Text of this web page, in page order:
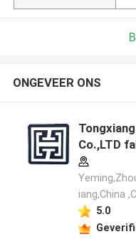
ONGEVEER ONS
Co.,LTD
iang,China
5.0